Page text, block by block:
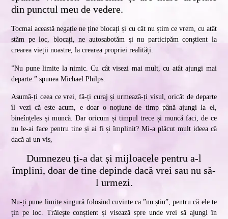
din punctul meu de vedere.
Tocmai această negație ne ține blocați și cu cât nu știm ce vrem, cu atât
stăm pe loc, blocați, ne autosabotăm și nu participăm conștient la
crearea vieții noastre, la crearea propriei realități.
”Nu pune limite la nimic. Cu cât visezi mai mult, cu atât ajungi mai
departe.” spunea Michael Philps.
Asumă-ți ceea ce vrei, fă-ți curaj și urmează-ți visul, oricât de departe
îl vezi că este acum, e doar o noțiune de timp până ajungi la el,
bineînțeles și muncă. Dar oricum și timpul trece și muncă faci, de ce
nu le-ai face pentru tine și ai fi și împlinit? Mi-a plăcut mult ideea că
dacă ai un vis,
Dumnezeu ți-a dat și mijloacele pentru a-l
împlini, doar de tine depinde dacă vrei sau nu să-
l urmezi.
Nu-ți pune limite singură folosind cuvinte ca ”nu știu”, pentru că ele te
țin pe loc. Trăiește conștient și visează spre unde vrei să ajungi în